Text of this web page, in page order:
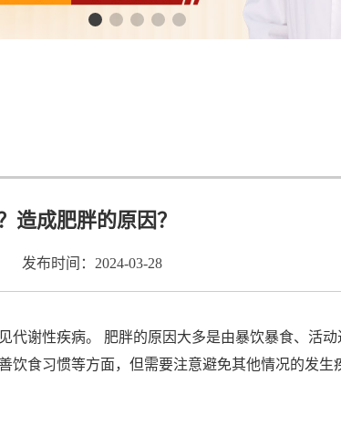
造成肥胖的原因？
发布时间：2024-03-28
代谢性疾病。 肥胖的原因大多是由暴饮暴食、活
饮食习惯等方面，但需要注意避免其他情况的发生